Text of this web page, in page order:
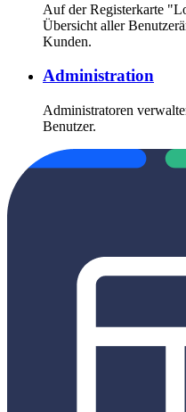
Auf der Registerkarte
Übersicht aller
Kunden.
Administration
Administratoren
Benutzer.